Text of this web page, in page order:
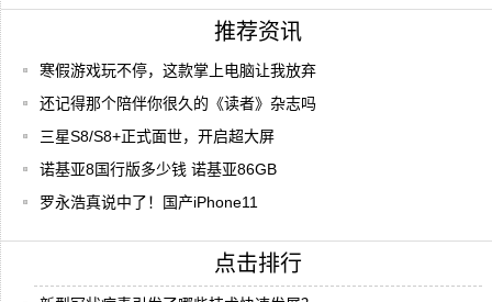
推荐资讯
寒假游戏玩不停，这款掌上电脑让我放弃
还记得那个陪伴你很久的《读者》杂志吗
三星S8/S8+正式面世，开启超大屏
诺基亚8国行版多少钱 诺基亚86GB
罗永浩真说中了！国产iPhone11
点击排行